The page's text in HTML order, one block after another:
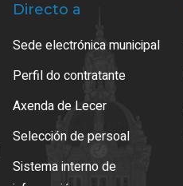
Directo a
Sede electrónica municipal
Perfil do contratante
Axenda de Lecer
Selección de persoal
Sistema interno de